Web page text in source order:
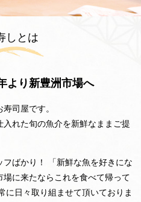
しとは
より新豊洲市場へ
司屋です。
れた旬の魚介を新鮮なままご提
フばかり！
「新鮮な魚を好きにな
に来たならこれを食べて帰って
に日々取り組ませて頂いておりま